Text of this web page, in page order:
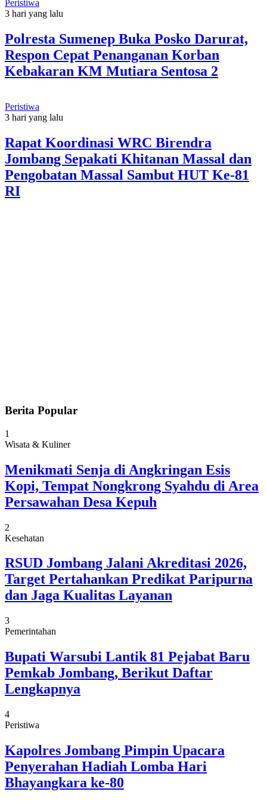
Peristiwa
3 hari yang lalu
Polresta Sumenep Buka Posko Darurat,
Respon Cepat Penanganan Korban
Kebakaran KM Mutiara Sentosa 2
Peristiwa
3 hari yang lalu
Rapat Koordinasi WRC Birendra
Jombang Sepakati Khitanan Massal dan
Pengobatan Massal Sambut HUT Ke-81
RI
Berita Popular
1
Wisata & Kuliner
Menikmati Senja di Angkringan Esis
Kopi, Tempat Nongkrong Syahdu di Area
Persawahan Desa Kepuh
2
Kesehatan
RSUD Jombang Jalani Akreditasi 2026,
Target Pertahankan Predikat Paripurna
dan Jaga Kualitas Layanan
3
Pemerintahan
Bupati Warsubi Lantik 81 Pejabat Baru
Pemkab Jombang, Berikut Daftar
Lengkapnya
4
Peristiwa
Kapolres Jombang Pimpin Upacara
Penyerahan Hadiah Lomba Hari
Bhayangkara ke-80